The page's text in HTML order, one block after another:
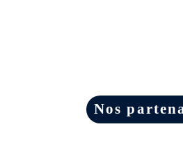
Nos